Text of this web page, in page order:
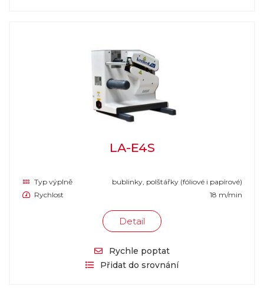
LA-E4S
Typ výplně
bublinky, polštářky (fóliové i papírové)
Rychlost
18 m/min
Detail
Rychle poptat
Přidat do srovnání